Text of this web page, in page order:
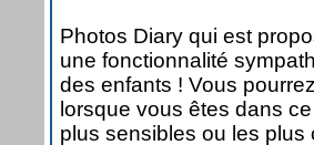
Photos Diary qui est
une fonctionnalité
des enfants ! Vous
lorsque vous êtes dans
plus sensibles ou les plus